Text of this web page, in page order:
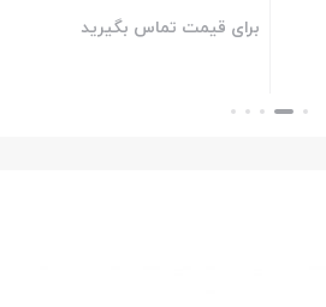
برای قیمت تماس بگیرید